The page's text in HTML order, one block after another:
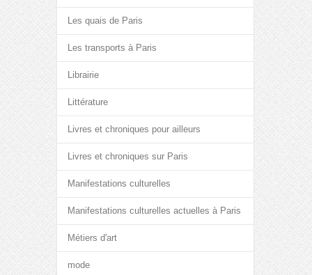
Les quais de Paris
Les transports à Paris
Librairie
Littérature
Livres et chroniques pour ailleurs
Livres et chroniques sur Paris
Manifestations culturelles
Manifestations culturelles actuelles à Paris
Métiers d'art
mode